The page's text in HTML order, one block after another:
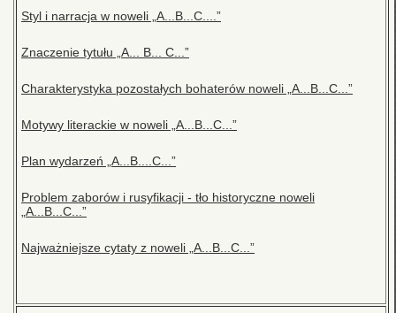
Styl i narracja w noweli „A...B...C....”
Znaczenie tytułu „A... B... C...”
Charakterystyka pozostałych bohaterów noweli „A...B...C...”
Motywy literackie w noweli „A...B...C...”
Plan wydarzeń „A...B....C...”
Problem zaborów i rusyfikacji - tło historyczne noweli
„A...B...C...”
Najważniejsze cytaty z noweli „A...B...C...”